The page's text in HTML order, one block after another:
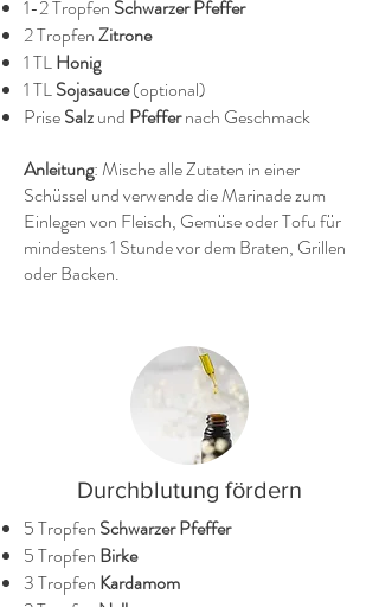
1-2 Tropfen Schwarzer Pfeffer
2 TropfenZitrone
1 TLHonig
1 TLSojasauce(optional)
PriseSalzund Pfeffernach Geschmack
Anleitung: Mische alle Zutaten in einer
Schüssel und verwende die Marinade zum
Einlegen von Fleisch, Gemüse oder Tofu für
mindestens 1 Stunde vor dem Braten, Grillen
oder Backen.
Durchblutung fördern
5 Tropfen Schwarzer Pfeffer
5 Tropfen Birke
3 Tropfen Kardamom